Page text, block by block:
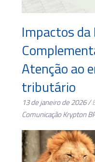
Impactos da
Atenção ao
tributário
13 de janeiro de 2026 /
Comunicação Krypton